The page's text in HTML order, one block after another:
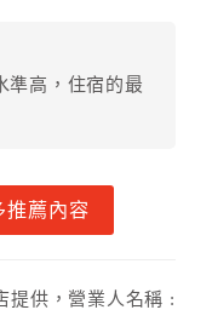
訂單費用總計時，
列標準申辦：
總計0%為手續費
總計45%為手續費
準高，住宿的最
推薦內容
提供，營業人名稱 :